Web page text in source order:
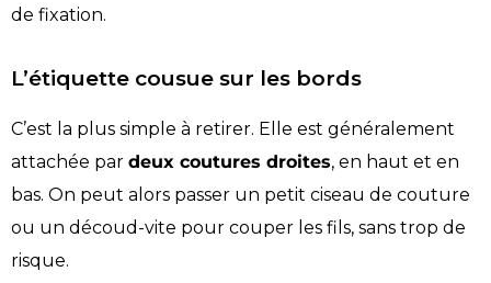
de fixation.
L’étiquette cousue sur les bords
C’est la plus simple à retirer. Elle est généralement
attachée par deux coutures droites, en haut et en
bas. On peut alors passer un petit ciseau de couture
ou un découd-vite pour couper les fils, sans trop de
risque.